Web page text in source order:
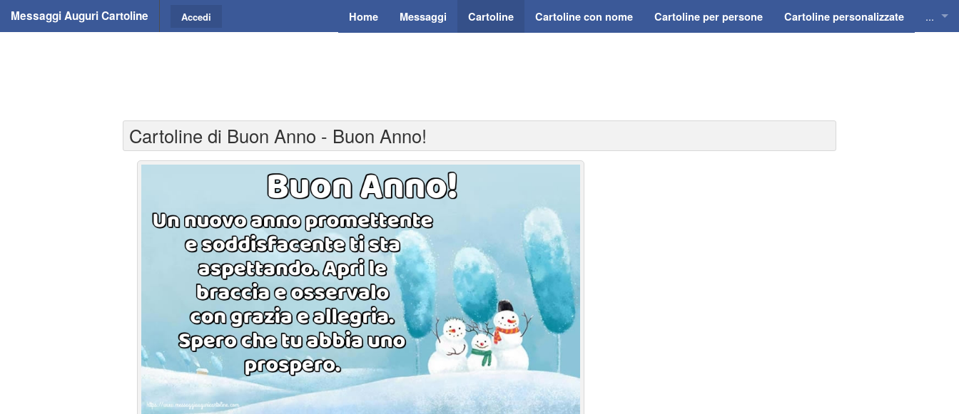
Messaggi Auguri Cartoline Home Messaggi Cartoline Cartoline con nome Cartoline per persone Cartoline personalizzate ...
Accedi
Cartoline di Buon Anno - Buon Anno!